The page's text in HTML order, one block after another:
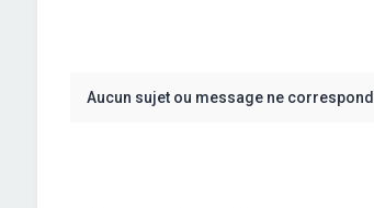
Aucun sujet ou message ne